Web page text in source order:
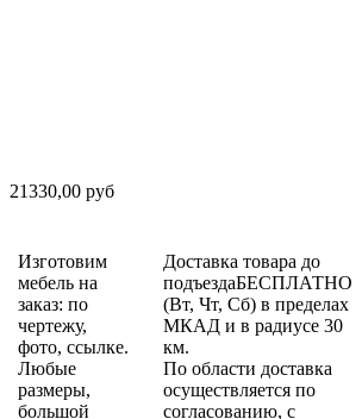
21330,00 руб
Изготовим
мебель на
заказ: по
чертежу,
фото, ссылке.
Любые
размеры,
большой
Доставка товара до
подъездаБЕСПЛАТНО
(Вт, Чт, Сб) в пределах
МКАД и в радиусе 30
км.
По области доставка
осуществляется по
согласованию, с